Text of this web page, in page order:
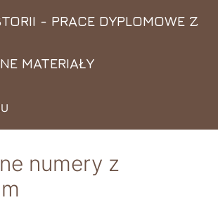
- PRACE DYPLOMOWE Z
MATERIAŁY
numery z